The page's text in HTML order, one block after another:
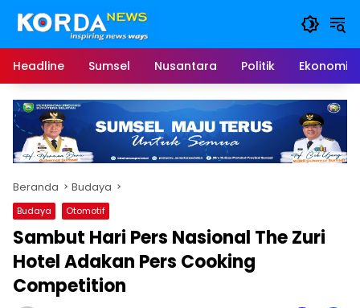
Headline
Sumsel Nusantara Politik Ekonomi
Beranda Budaya
Budaya Otomotif
Sambut Hari Pers Nasional The Zuri
Hotel Adakan Pers Cooking
Competition